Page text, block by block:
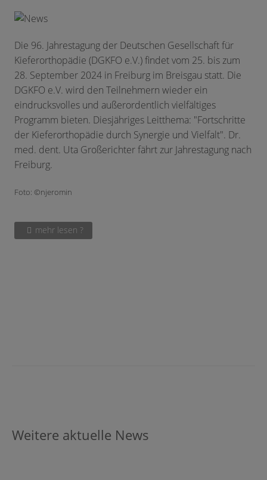
Die 96. Jahrestagung der Deutschen Gesellschaft für
Kieferorthopädie (DGKFO e.V.) findet vom 25. bis zum
28. September 2024 in Freiburg im Breisgau statt. Die
DGKFO e.V. wird den Teilnehmern wieder ein
eindrucksvolles und außerordentlich vielfältiges
Programm bieten. Diesjähriges Leitthema: "Fortschritte
der Kieferorthopädie durch Synergie und Vielfalt". Dr.
med. dent. Uta Großerichter fährt zur Jahrestagung nach
Freiburg.
Foto: ©njeromin
mehr lesen ?
Weitere aktuelle News